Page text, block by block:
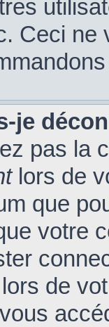
Ceci
je
pas la
lors de
que
votre
de